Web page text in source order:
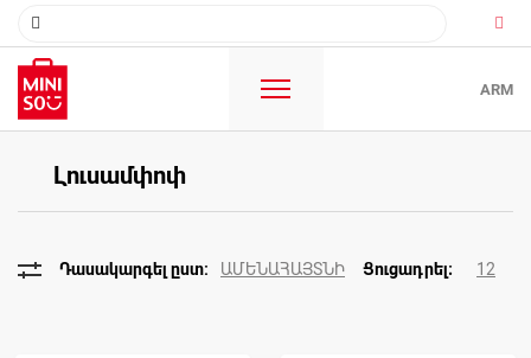
ARM
Լուսամփոփ
ԱՄԵՆԱՀԱՅՏՆԻ 12